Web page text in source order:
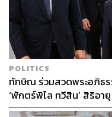
POLITICS
ทักษิณ ร่วมสวดพระอภิธ
‘พักตร์พิไล ทวีสิน’ สิริอา
หลากวงการร่วมอาลัย